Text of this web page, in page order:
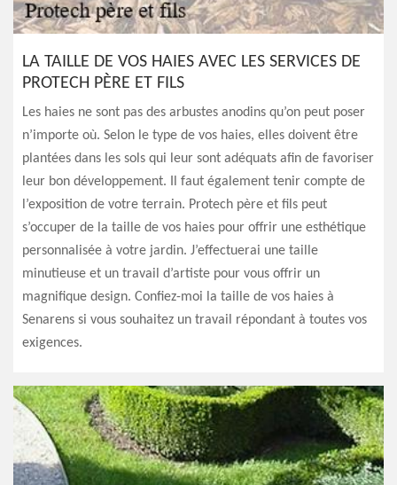
LA TAILLE DE VOS HAIES AVEC LES SERVICES DE
PROTECH PÈRE ET FILS
Les haies ne sont pas des arbustes anodins qu’on peut poser
n’importe où. Selon le type de vos haies, elles doivent être
plantées dans les sols qui leur sont adéquats afin de favoriser
leur bon développement. Il faut également tenir compte de
l’exposition de votre terrain. Protech père et fils peut
s’occuper de la taille de vos haies pour offrir une esthétique
personnalisée à votre jardin. J’effectuerai une taille
minutieuse et un travail d’artiste pour vous offrir un
magnifique design. Confiez-moi la taille de vos haies à
Senarens si vous souhaitez un travail répondant à toutes vos
exigences.